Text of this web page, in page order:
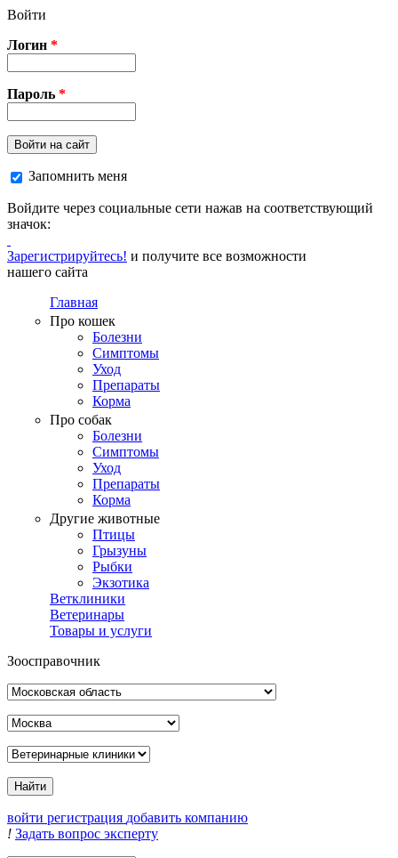
Перейти к основному содержанию
Войти
Логин *
Пароль *
Войти на сайт
Запомнить меня
Войдите через социальные сети нажав на соответствующий
значок:
Зарегистрируйтесь! и получите все возможности
нашего сайта
Главная
Про кошек
Болезни
Симптомы
Уход
Препараты
Корма
Про собак
Болезни
Симптомы
Уход
Препараты
Корма
Другие животные
Птицы
Грызуны
Рыбки
Экзотика
Ветклиники
Ветеринары
Товары и услуги
Зоосправочник
войти регистрация добавить компанию
! Задать вопрос эксперту